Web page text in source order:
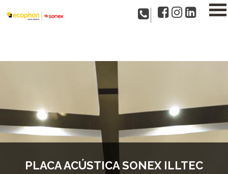
PLACA ACÚSTICA SONEX ILLTEC